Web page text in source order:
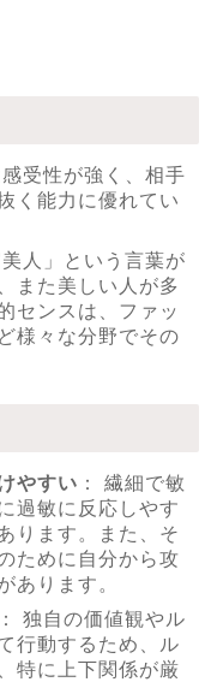
感受性が強く、相手
く能力に優れてい
美人」という言葉が
また美しい人が多
センスは、ファッ
様々な分野でその
やすい ： 繊細で敏
過敏に反応しやす
ります。また、そ
ために自分から攻
あります。
： 独自の価値観やル
行動するため、ル
特に上下関係が厳